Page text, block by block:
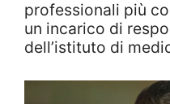
professionali più
un incarico di
dell’istituto di